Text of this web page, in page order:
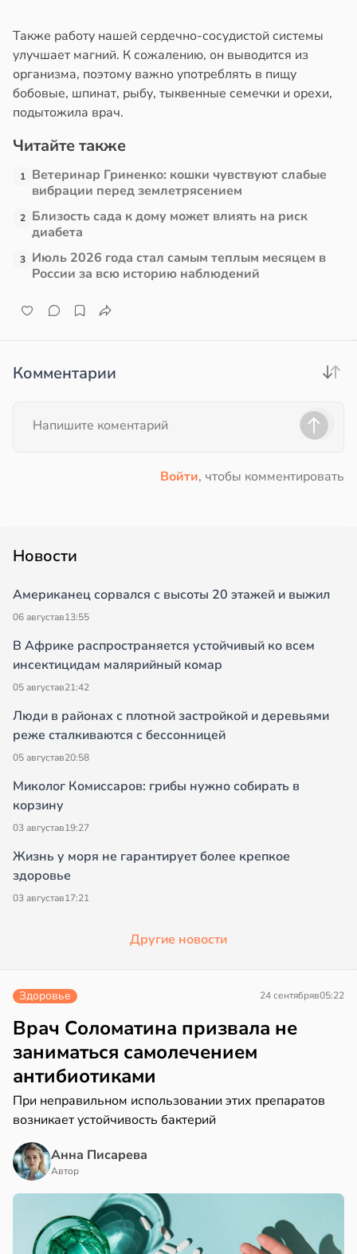
Также работу нашей сердечно-сосудистой системы
улучшает магний. К сожалению, он выводится из
организма, поэтому важно употреблять в пищу
бобовые, шпинат, рыбу, тыквенные семечки и орехи,
подытожила врач.
Читайте также
1 Ветеринар Гриненко: кошки чувствуют слабые
вибрации перед землетрясением
2 Близость сада к дому может влиять на риск
диабета
3 Июль 2026 года стал самым теплым месяцем в
России за всю историю наблюдений
Комментарии
Войти, чтобы комментировать
Новости
Американец сорвался с высоты 20 этажей и выжил
06 августав13:55
В Африке распространяется устойчивый ко всем
инсектицидам малярийный комар
05 августав21:42
Люди в районах с плотной застройкой и деревьями
реже сталкиваются с бессонницей
05 августав20:58
Миколог Комиссаров: грибы нужно собирать в
корзину
03 августав19:27
Жизнь у моря не гарантирует более крепкое
здоровье
03 августав17:21
Другие новости
Здоровье 24 сентябряв05:22
Врач Соломатина призвала не
заниматься самолечением
антибиотиками
При неправильном использовании этих препаратов
возникает устойчивость бактерий
Анна Писарева
Автор